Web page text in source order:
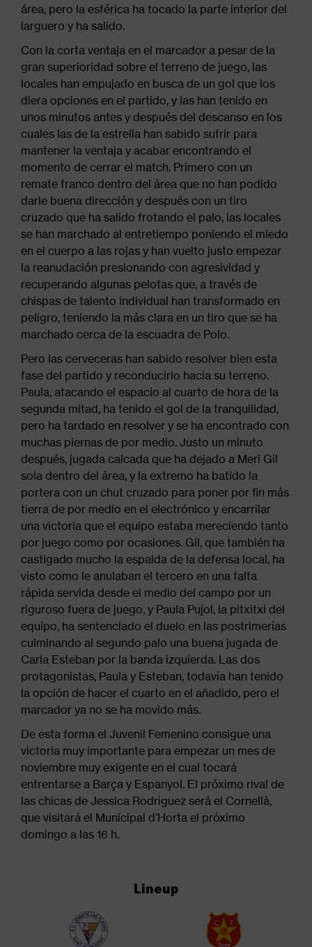
área, pero la esférica ha tocado la parte interior del
larguero y ha salido.
Con la corta ventaja en el marcador a pesar de la
gran superioridad sobre el terreno de juego, las
locales han empujado en busca de un gol que los
diera opciones en el partido, y las han tenido en
unos minutos antes y después del descanso en los
cuales las de la estrella han sabido sufrir para
mantener la ventaja y acabar encontrando el
momento de cerrar el match. Primero con un
remate franco dentro del área que no han podido
darle buena dirección y después con un tiro
cruzado que ha salido frotando el palo, las locales
se han marchado al entretiempo poniendo el miedo
en el cuerpo a las rojas y han vuelto justo empezar
la reanudación presionando con agresividad y
recuperando algunas pelotas que, a través de
chispas de talento individual han transformado en
peligro, teniendo la más clara en un tiro que se ha
marchado cerca de la escuadra de Polo.
Pero las cerveceras han sabido resolver bien esta
fase del partido y reconducirlo hacia su terreno.
Paula, atacando el espacio al cuarto de hora de la
segunda mitad, ha tenido el gol de la tranquilidad,
pero ha tardado en resolver y se ha encontrado con
muchas piernas de por medio. Justo un minuto
después, jugada calcada que ha dejado a Meri Gil
sola dentro del área, y la extremo ha batido la
portera con un chut cruzado para poner por fin más
tierra de por medio en el electrónico y encarrilar
una victoria que el equipo estaba mereciendo tanto
por juego como por ocasiones. Gil, que también ha
castigado mucho la espalda de la defensa local, ha
visto como le anulaban el tercero en una falta
rápida servida desde el medio del campo por un
riguroso fuera de juego, y Paula Pujol, la pitxitxi del
equipo, ha sentenciado el duelo en las postrimerías
culminando al segundo palo una buena jugada de
Carla Esteban por la banda izquierda. Las dos
protagonistas, Paula y Esteban, todavía han tenido
la opción de hacer el cuarto en el añadido, pero el
marcador ya no se ha movido más.
De esta forma el Juvenil Femenino consigue una
victoria muy importante para empezar un mes de
noviembre muy exigente en el cual tocará
enfrentarse a Barça y Espanyol. El próximo rival de
las chicas de Jessica Rodríguez será el Cornellà,
que visitará el Municipal d’Horta el próximo
domingo a las 16 h.
Lineup